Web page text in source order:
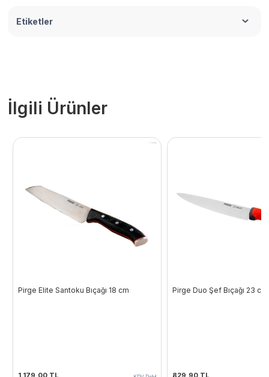
Etiketler
İlgili Ürünler
Pirge Elite Santoku Bıçağı 18 cm Pirge Duo Şef Bıçağı 23